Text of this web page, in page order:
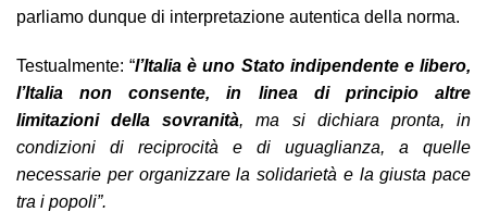
parliamo dunque di interpretazione autentica della norma.
Testualmente: “l’Italia è uno Stato indipendente e libero,
l’Italia non consente, in linea di principio altre
limitazioni della sovranità, ma si dichiara pronta, in
condizioni di reciprocità e di uguaglianza, a quelle
necessarie per organizzare la solidarietà e la giusta pace
tra i popoli”.